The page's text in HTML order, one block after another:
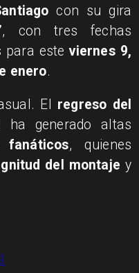
con su gira
, con tres fechas
para esteviernes 9,
enero.
El regreso del
ha generado altas
, quienes
del montaje y